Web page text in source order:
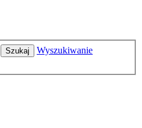
Szukaj
Wyszukiwanie